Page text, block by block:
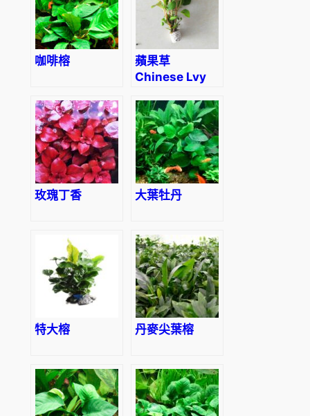
咖啡榕
蘋果草
Chinese Lvy
lyrata)
玫瑰丁香 大葉牡丹
特大榕 丹麥尖葉榕